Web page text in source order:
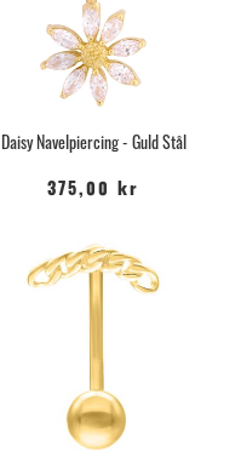
Daisy Navelpiercing - Guld Stål
375,00 kr